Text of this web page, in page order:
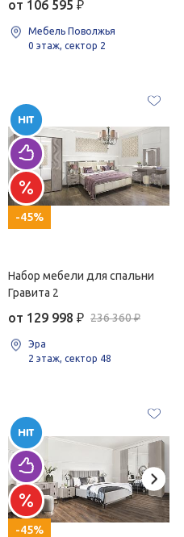
от 106 595 ₽
Мебель Поволжья
0 этаж, сектор 2
-45%
Набор мебели для спальни
Гравита 2
от 129 998 ₽ 236 360 ₽
Эра
2 этаж, сектор 48
-45%